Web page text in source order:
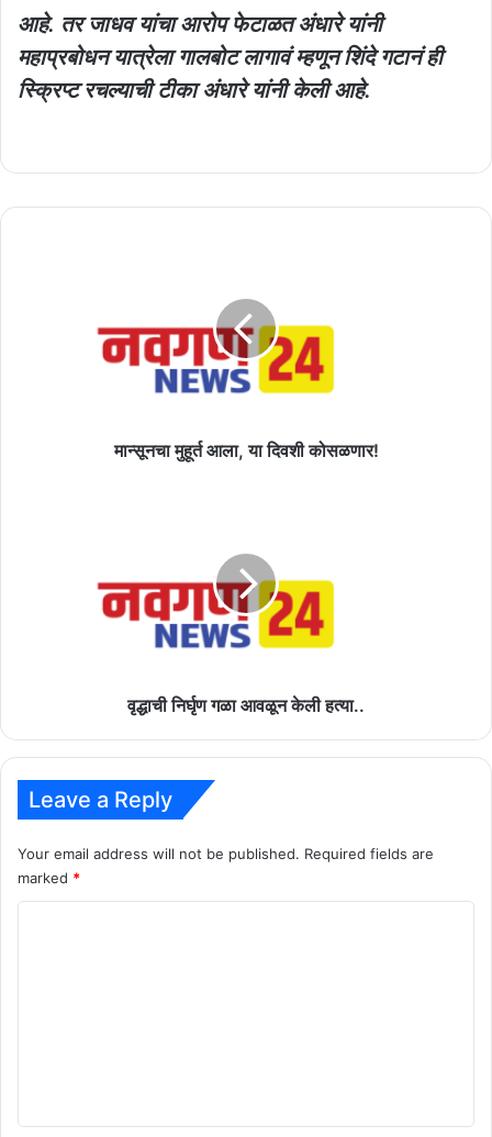
आहे. तर जाधव यांचा आरोप फेटाळत अंधारे यांनी
महाप्रबोधन यात्रेला गालबोट लागावं म्हणून शिंदे गटानं ही
स्क्रिप्ट रचल्याची टीका अंधारे यांनी केली आहे.
मान्सूनचा मुहूर्त आला, या दिवशी कोसळणार!
वृद्धाची निर्घृण गळा आवळून केली हत्या..
Leave a Reply
Your email address will not be published. Required fields are
marked *